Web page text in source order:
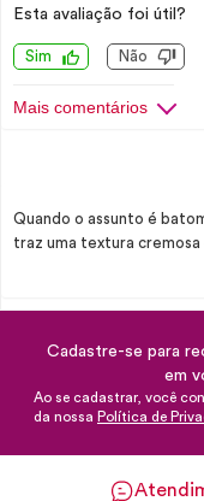
Esta avaliação foi útil?
Sim Não
Mais comentários
Quando o assunto é
traz uma textura cremosa
Cadastre-se para
em
Ao se cadastrar, você
da nossa Política de